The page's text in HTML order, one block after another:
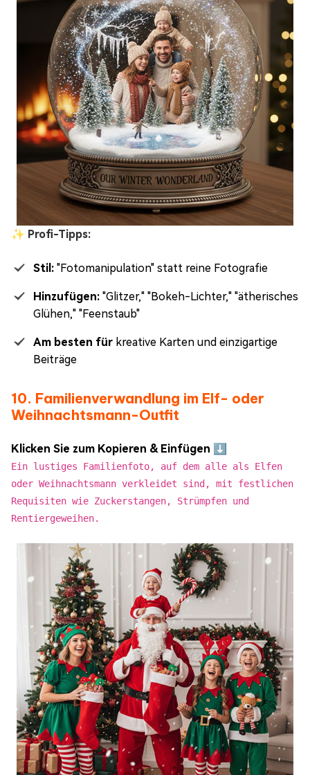
✨ Profi-Tipps:
Stil: "Fotomanipulation" statt reine Fotografie
Hinzufügen: "Glitzer," "Bokeh-Lichter," "ätherisches
Glühen," "Feenstaub"
Am besten für kreative Karten und einzigartige
Beiträge
10. Familienverwandlung im Elf- oder
Weihnachtsmann-Outfit
Klicken Sie zum Kopieren & Einfügen ⬇️
Ein lustiges Familienfoto, auf dem alle als Elfen
oder Weihnachtsmann verkleidet sind, mit festlichen
Requisiten wie Zuckerstangen, Strümpfen und
Rentiergeweihen.